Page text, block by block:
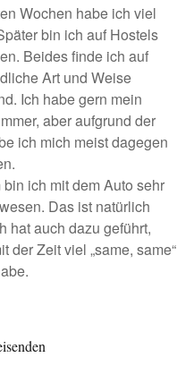
Wochen habe ich viel
bin ich auf Hostels
Beides finde ich auf
Art und Weise
Ich habe gern mein
aber aufgrund der
ich mich meist dagegen
ich mit dem Auto sehr
Das ist natürlich
hat auch dazu geführt,
der Zeit viel „same, same“